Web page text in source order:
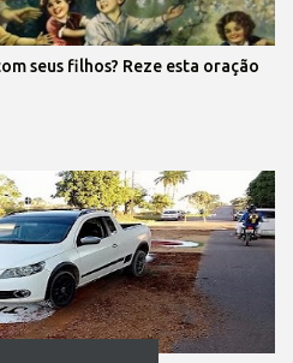
seus filhos? Reze esta oração